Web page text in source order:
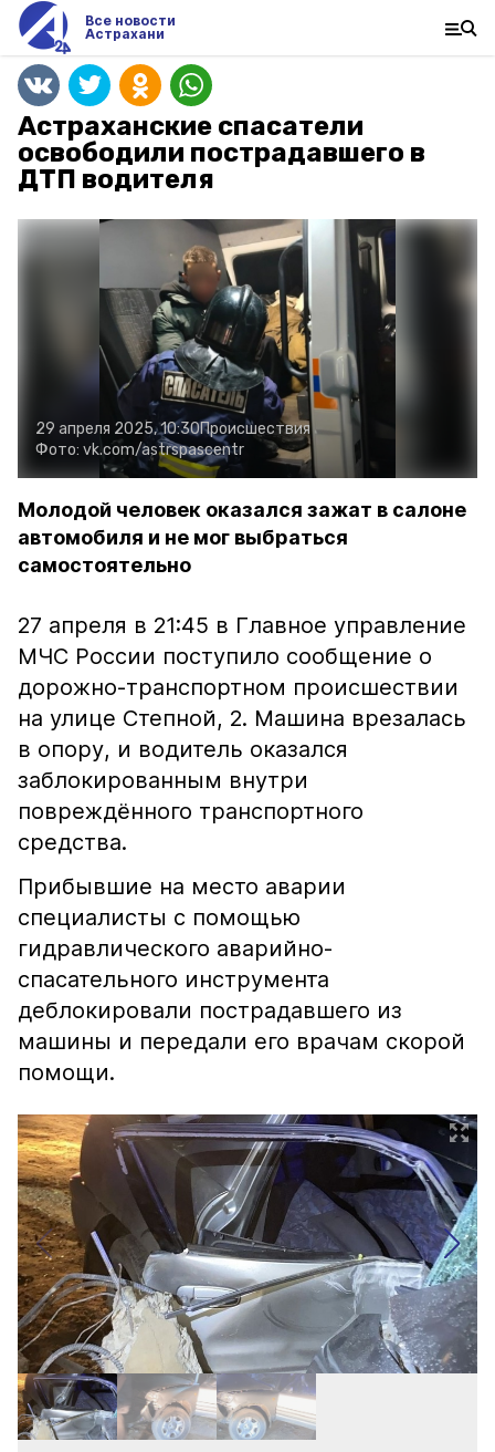
Все новости
Астрахани
Астраханские спасатели
освободили пострадавшего в
ДТП водителя
29 апреля 2025, 10:30Происшествия
Фото: vk.com/astrspascentr
Молодой человек оказался зажат в салоне
автомобиля и не мог выбраться
самостоятельно
27 апреля в 21:45 в Главное управление
МЧС России поступило сообщение о
дорожно-транспортном происшествии
на улице Степной, 2. Машина врезалась
в опору, и водитель оказался
заблокированным внутри
повреждённого транспортного
средства.
Прибывшие на место аварии
специалисты с помощью
гидравлического аварийно-
спасательного инструмента
деблокировали пострадавшего из
машины и передали его врачам скорой
помощи.